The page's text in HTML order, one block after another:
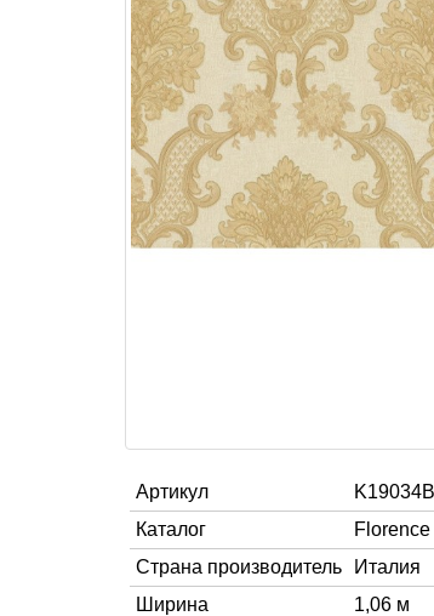
Артикул
K19034B
Каталог
Florence
Страна производитель
Италия
Ширина
1,06 м